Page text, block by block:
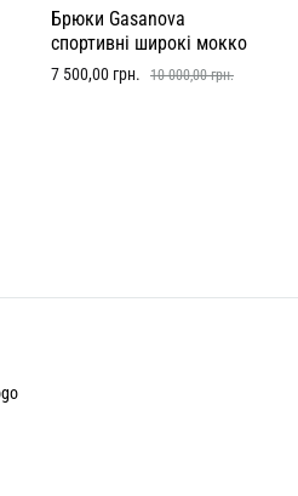
Брюки Gasanova
спортивні широкі мокко
7 500,00 грн. 10 000,00грн.